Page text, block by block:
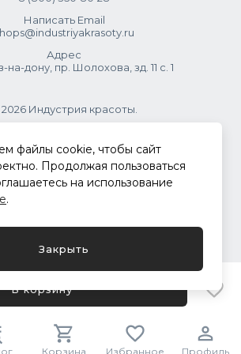
Корзина Избранное Профиль
В корзину
Написать Email
Адрес
на-дону, пр. Шолохова, зд. 11 с. 1
Индустрия красоты.
.
конфиденциальности
файлы cookie, чтобы сайт
Продолжая пользоваться
на использование
.
Закрыть